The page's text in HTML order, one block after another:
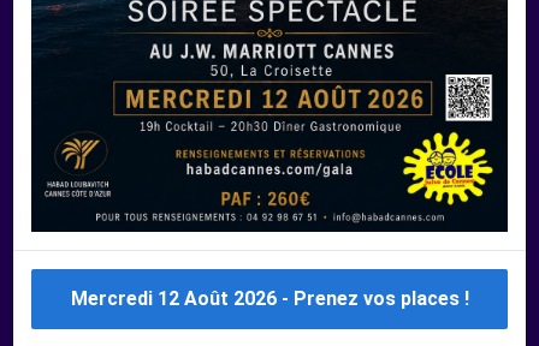
Manger Cacher
Liste des restaurants cacher
Restaurants cacher à Paris
Restaurants cacher à Deauville
Restaurants cacher à Lyon
Restaurants cacher à Marseille
Restaurants cacher Dubaï
Mercredi 12 Août 2026 - Prenez vos places !